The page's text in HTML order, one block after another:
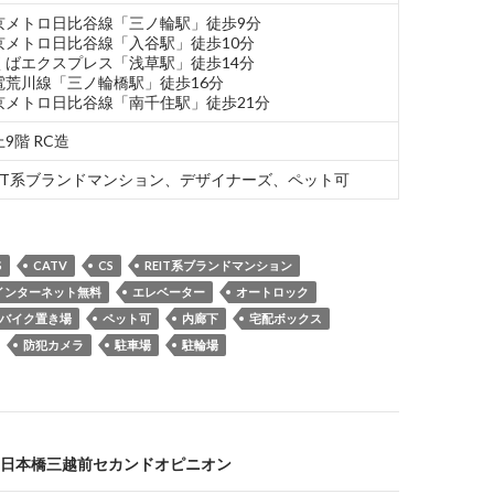
メトロ日比谷線「三ノ輪駅」徒歩9分
メトロ日比谷線「入谷駅」徒歩10分
ばエクスプレス「浅草駅」徒歩14分
荒川線「三ノ輪橋駅」徒歩16分
メトロ日比谷線「南千住駅」徒歩21分
9階 RC造
系ブランドマンション、デザイナーズ、ペット可
CATV CS
REIT系ブランドマンション
ンターネット無料
エレベーター
オートロック
バイク置き場
ペット可 内廊下
宅配ボックス
防犯カメラ
駐車場 駐輪場
本橋三越前セカンドオピニオン